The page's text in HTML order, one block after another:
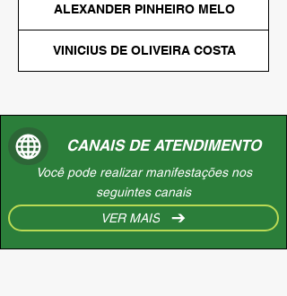
ALEXANDER PINHEIRO MELO
VINICIUS DE OLIVEIRA COSTA
CANAIS DE ATENDIMENTO
Você pode realizar manifestações nos
seguintes canais
VER MAIS